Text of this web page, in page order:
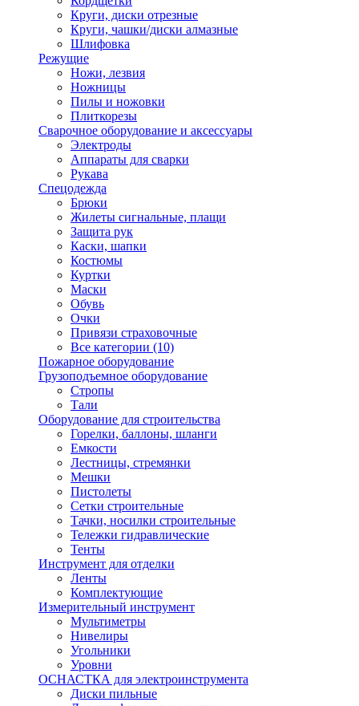
Круги, диски отрезные
Круги, чашки/диски алмазные
Шлифовка
Режущие
Ножи, лезвия
Ножницы
Пилы и ножовки
Плиткорезы
Сварочное оборудование и аксессуары
Электроды
Аппараты для сварки
Рукава
Спецодежда
Брюки
Жилеты сигнальные, плащи
Защита рук
Каски, шапки
Костюмы
Куртки
Маски
Обувь
Очки
Привязи страховочные
Все категории (10)
Пожарное оборудование
Грузоподъемное оборудование
Стропы
Тали
Оборудование для строительства
Горелки, баллоны, шланги
Емкости
Лестницы, стремянки
Мешки
Пистолеты
Сетки строительные
Тачки, носилки строительные
Тележки гидравлические
Тенты
Инструмент для отделки
Ленты
Комплектующие
Измерительный инструмент
Мультиметры
Нивелиры
Угольники
Уровни
ОСНАСТКА для электроинструмента
Диски пильные